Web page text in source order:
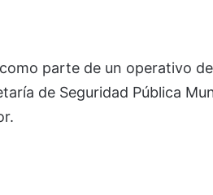
parte de un operativo
de Seguridad Pública